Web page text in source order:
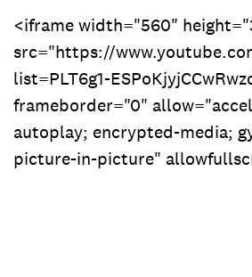
<iframe width="560"
src="https://
list=PLT6g1-
frameborder="0"
autoplay; encrypted-media;
picture-in-picture"